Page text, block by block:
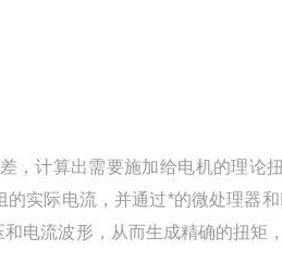
，计算出需要施加给电机的理论
实际电流，并通过*的微处理器
电流波形，从而生成精确的扭矩